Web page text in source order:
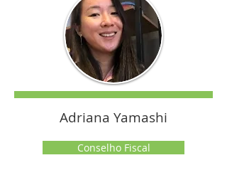
Adriana Yamashi
Conselho Fiscal